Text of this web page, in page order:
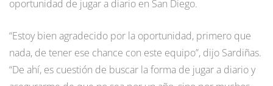
oportunidad de jugar a diario en San Diego.
“Estoy bien agradecido por la oportunidad, primero que
nada, de tener ese chance con este equipo”, dijo Sardiñas.
“De ahí, es cuestión de buscar la forma de jugar a diario y